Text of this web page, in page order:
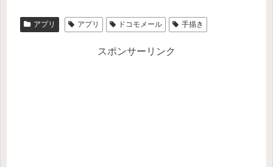
アプリ アプリ ドコモメール 手描き
スポンサーリンク